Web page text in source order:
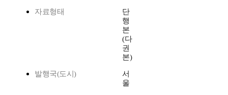
자료형태
단
행
본
(다
권
본)
발행국(도시)
서
울